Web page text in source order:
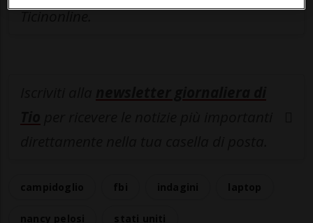
Ticinonline.